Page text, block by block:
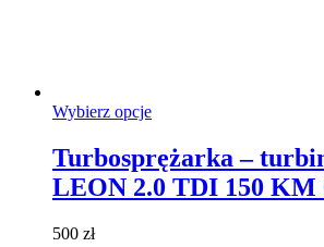
Wybierz opcjeTen
wiele
wariantów.
Turbosprężarka –
LEON 2.0 TDI 150 KM
500 zł